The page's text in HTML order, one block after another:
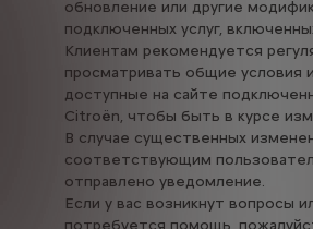
обновление или другие
подключенных услуг,
Клиентам рекомендуется
просматривать общие условия
доступные на сайте
Citroën, чтобы быть в курсе
В случае существенных
соответствующим
отправлено уведомление.
Если у вас возникнут вопросы